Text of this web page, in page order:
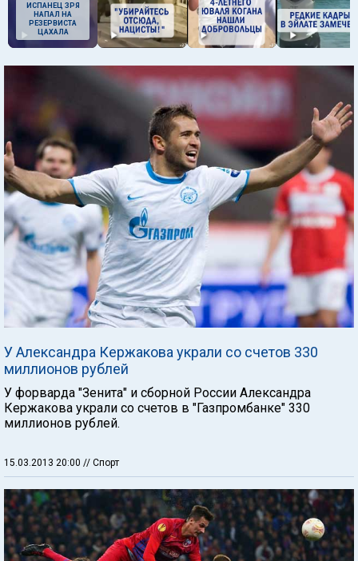
ИСПАНЕЦ ЗРЯ
НАПАЛ НА
РЕЗЕРВИСТА
ЦАХАЛА
У Александра Кержакова украли со счетов 330
миллионов рублей
У форварда "Зенита" и сборной России Александра
Кержакова украли со счетов в "Газпромбанке" 330
миллионов рублей.
15.03.2013 20:00 // Спорт